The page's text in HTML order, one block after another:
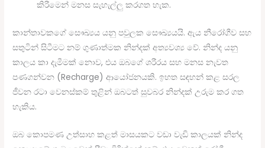
කිරීමෙන් මනස සැහැල්ලු කරගත හැක.
කාන්තාවකගේ සෞඛ්‍යය යනු පවුලක සෞඛ්‍යයයි. ඇය නීරෝගීව සහ
සතුටින් සිටීමට නම් ගුණාත්මක නින්දක් අත්‍යවශ්‍ය වේ. නින්ද යනු
කාලය කා දැමීමක් නොව, එය ඔබගේ ශරීරය සහ මනස නැවත
පණගන්වන (Recharge) ආයෝජනයකි. ඉහත සඳහන් කළ සරල
ජීවන රටා වෙනස්කම් තුළින් ඔබටත් සුවබර නින්දක් උරුම කර ගත
හැකිය.
ඔබ කොපමණ උත්සාහ කළත් මාසයකට වඩා වැඩි කාලයක් නින්ද